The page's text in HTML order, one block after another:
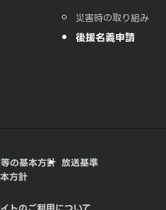
災害時の取り組み
後援名義申請
の基本方針 放送基準
方針